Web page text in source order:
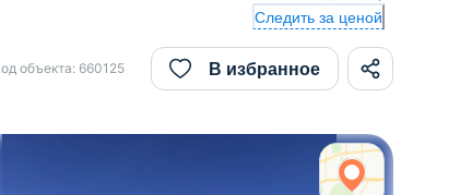
Следить за ценой
объекта: 660125 В избранное